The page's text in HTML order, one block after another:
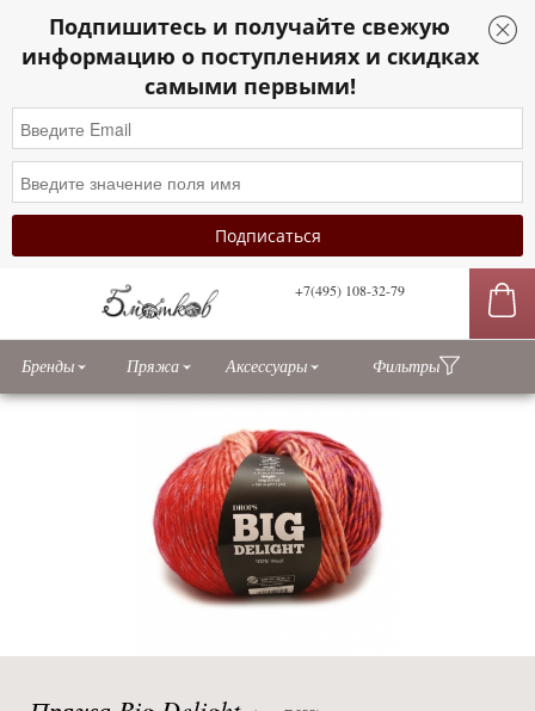
Подпишитесь и получайте свежую
информацию о поступлениях и скидках
самыми первыми!
+7(495) 108-32-79
Бренды Пряжа Аксессуары Фильтры